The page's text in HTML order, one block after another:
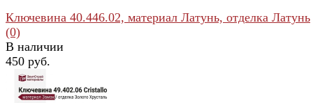
Ключевина 40.446.02, материал Латунь, отделка Латунь
(0)
В наличии
450 руб.